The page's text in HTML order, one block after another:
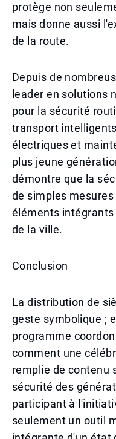
protège non
mais donne aussi
de la route.
Depuis de
leader en solutions
pour la sécurité
transport
électriques et
plus jeune
démontre que la
de simples
éléments
de la ville.
Conclusion
La distribution de
geste symbolique ;
programme
comment une
remplie de contenu
sécurité des
participant à
seulement un outil